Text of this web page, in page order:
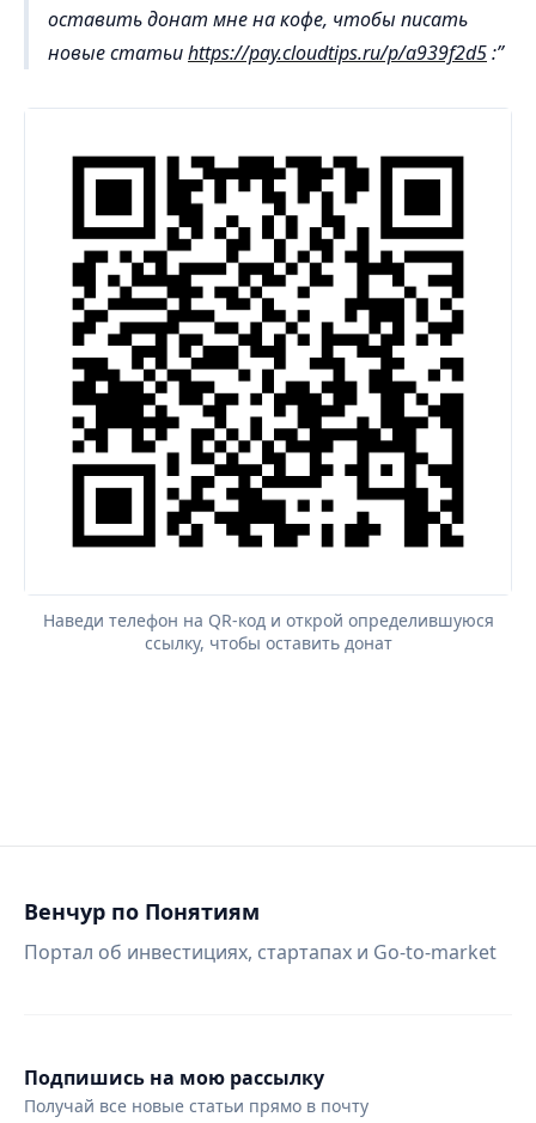
оставить донат мне на кофе, чтобы писать
новые статьиhttps://pay.cloudtips.ru/p/a939f2d5:
Наведи телефон на QR-код и открой определившуюся
ссылку, чтобы оставить донат
Венчур по Понятиям
Портал об инвестициях, стартапах и Go-to-market
Подпишись на мою рассылку
Получай все новые статьи прямо в почту